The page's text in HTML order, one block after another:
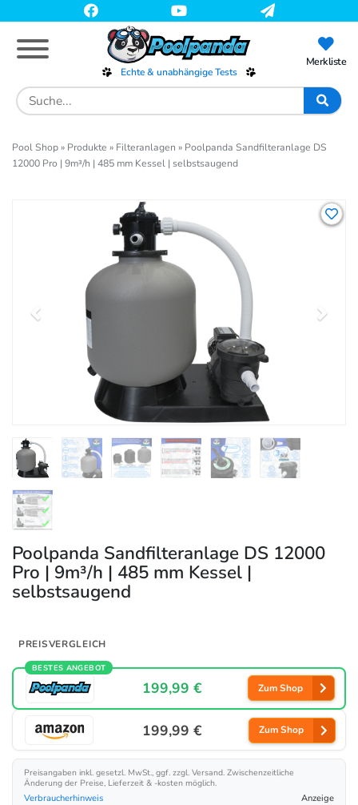
to
main
content
Echte & unabhängige Tests
Search
for:
Merkliste
Pool Shop» Produkte » Filteranlagen » Poolpanda Sandfilteranlage DS
12000 Pro | 9m³/h | 485 mm Kessel | selbstsaugend
Poolpanda Sandfilteranlage DS 12000
Pro | 9m³/h | 485 mm Kessel |
selbstsaugend
PREISVERGLEICH
BESTES ANGEBOT
199,99 € Zum Shop
199,99 € Zum Shop
Preisangaben inkl. gesetzl. MwSt., ggf. zzgl. Versand. Zwischenzeitliche
Änderung der Preise, Lieferzeit & -kosten möglich.
Verbraucherhinweis
Anzeige